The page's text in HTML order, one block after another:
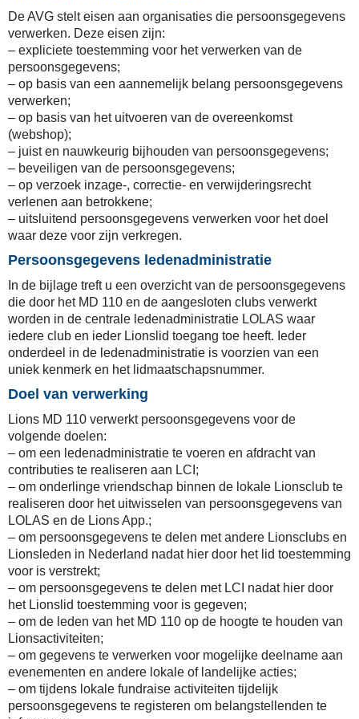
De AVG stelt eisen aan organisaties die persoonsgegevens
verwerken. Deze eisen zijn:
– expliciete toestemming voor het verwerken van de
persoonsgegevens;
– op basis van een aannemelijk belang persoonsgegevens
verwerken;
– op basis van het uitvoeren van de overeenkomst
(webshop);
– juist en nauwkeurig bijhouden van persoonsgegevens;
– beveiligen van de persoonsgegevens;
– op verzoek inzage-, correctie- en verwijderingsrecht
verlenen aan betrokkene;
– uitsluitend persoonsgegevens verwerken voor het doel
waar deze voor zijn verkregen.
Persoonsgegevens ledenadministratie
In de bijlage treft u een overzicht van de persoonsgegevens
die door het MD 110 en de aangesloten clubs verwerkt
worden in de centrale ledenadministratie LOLAS waar
iedere club en ieder Lionslid toegang toe heeft. Ieder
onderdeel in de ledenadministratie is voorzien van een
uniek kenmerk en het lidmaatschapsnummer.
Doel van verwerking
Lions MD 110 verwerkt persoonsgegevens voor de
volgende doelen:
– om een ledenadministratie te voeren en afdracht van
contributies te realiseren aan LCI;
– om onderlinge vriendschap binnen de lokale Lionsclub te
realiseren door het uitwisselen van persoonsgegevens van
LOLAS en de Lions App.;
– om persoonsgegevens te delen met andere Lionsclubs en
Lionsleden in Nederland nadat hier door het lid toestemming
voor is verstrekt;
– om persoonsgegevens te delen met LCI nadat hier door
het Lionslid toestemming voor is gegeven;
– om de leden van het MD 110 op de hoogte te houden van
Lionsactiviteiten;
– om gegevens te verwerken voor mogelijke deelname aan
evenementen en andere lokale of landelijke acties;
– om tijdens lokale fundraise activiteiten tijdelijk
persoonsgegevens te registeren om belangstellenden te